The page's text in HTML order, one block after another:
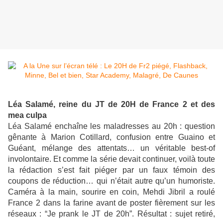
Léa Salamé, reine du JT de 20H de France 2 et des
mea culpa
Léa Salamé enchaîne les maladresses au 20h : question
gênante à Marion Cotillard, confusion entre Guaino et
Guéant, mélange des attentats… un véritable best-of
involontaire. Et comme la série devait continuer, voilà toute
la rédaction s’est fait piéger par un faux témoin des
coupons de réduction… qui n’était autre qu’un humoriste.
Caméra à la main, sourire en coin, Mehdi Jibril a roulé
France 2 dans la farine avant de poster fièrement sur les
réseaux : “Je prank le JT de 20h”. Résultat : sujet retiré,